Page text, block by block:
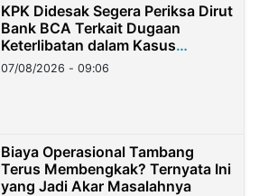
KPK Didesak Segera Periksa Dirut
Bank BCA Terkait Dugaan
Keterlibatan dalam Kasus
Hilangnya Dana Nasabah Rp2,58
Miliar
07/08/2026 - 09:06
Biaya Operasional Tambang
Terus Membengkak? Ternyata Ini
yang Jadi Akar Masalahnya